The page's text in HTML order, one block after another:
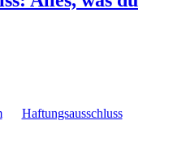
Haftungsausschluss